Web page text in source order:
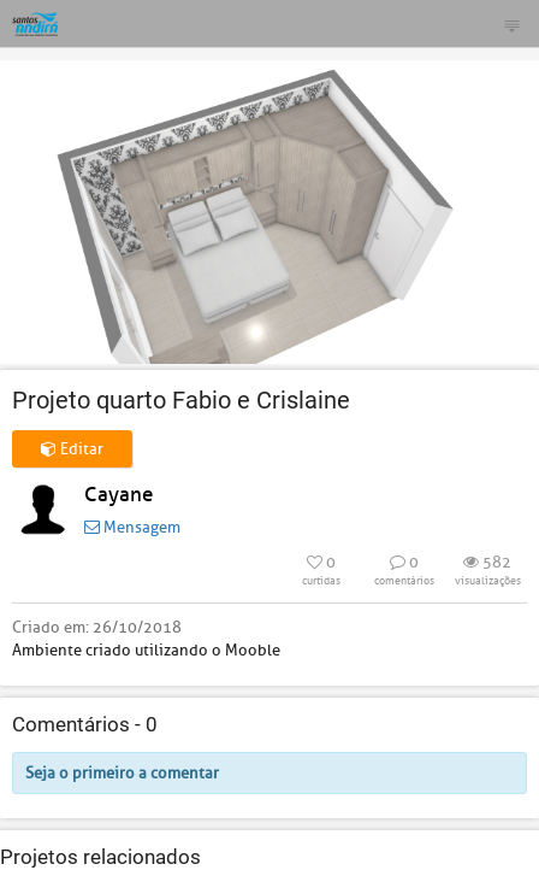
Projeto quarto Fabio e Crislaine
Editar
Cayane
Mensagem
0
curtidas
0
comentários
582
visualizações
Criado em: 26/10/2018
Ambiente criado utilizando o Mooble
Comentários - 0
Seja o primeiro a comentar
Projetos relacionados